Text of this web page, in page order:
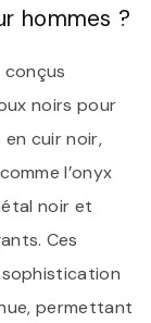
hommes ?
conçus
noirs pour
cuir noir,
l’onyx
noir et
Ces
permettant